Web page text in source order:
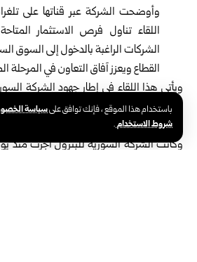
باستخدام هذا الموقع ، فإنك توافق علىسياسة
شروط الاستخدام.
وأوضحت الشركة عبر قناتها على
اللقاء تناول فرص الاستثمار
الشركات الراغبة بالدخول إلى السوق
القطاع ويعزز آفاق التعاون في المرحلة
ويأتي هذا اللقاء في إطار جهود الشركة
الدولي مع الشركات المتخصصة واستقطاب
التوسع والإنتاج وتطوير قطاع النفط والغاز.
وكانت الشركة السورية للبترول أجرت منذ